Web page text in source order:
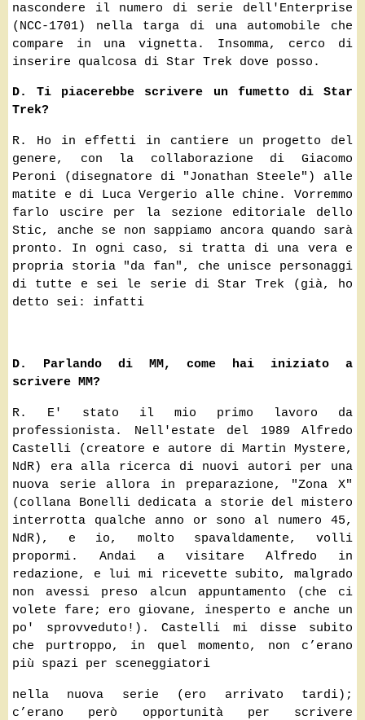
nascondere il numero di serie dell'Enterprise
(NCC-1701) nella targa di una automobile che
compare in una vignetta. Insomma, cerco di
inserire qualcosa di Star Trek dove posso.
D. Ti piacerebbe scrivere un fumetto di Star
Trek?
R. Ho in effetti in cantiere un progetto del
genere, con la collaborazione di Giacomo
Peroni (disegnatore di "Jonathan Steele") alle
matite e di Luca Vergerio alle chine. Vorremmo
farlo uscire per la sezione editoriale dello
Stic, anche se non sappiamo ancora quando sarà
pronto. In ogni caso, si tratta di una vera e
propria storia "da fan", che unisce personaggi
di tutte e sei le serie di Star Trek (già, ho
detto sei: infatti
D. Parlando di MM, come hai iniziato a
scrivere MM?
R. E' stato il mio primo lavoro da
professionista. Nell'estate del 1989 Alfredo
Castelli (creatore e autore di Martin Mystere,
NdR) era alla ricerca di nuovi autori per una
nuova serie allora in preparazione, "Zona X"
(collana Bonelli dedicata a storie del mistero
interrotta qualche anno or sono al numero 45,
NdR), e io, molto spavaldamente, volli
propormi. Andai a visitare Alfredo in
redazione, e lui mi ricevette subito, malgrado
non avessi preso alcun appuntamento (che ci
volete fare; ero giovane, inesperto e anche un
po' sprovveduto!). Castelli mi disse subito
che purtroppo, in quel momento, non c’erano
più spazi per sceneggiatori
nella nuova serie (ero arrivato tardi);
c’erano però opportunità per scrivere